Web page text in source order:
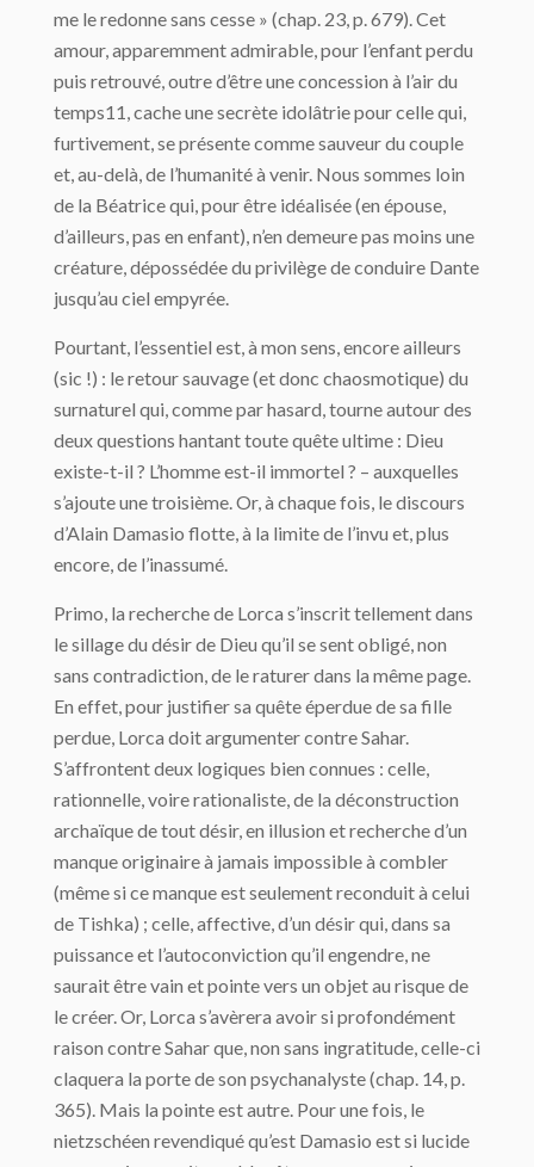
me le redonne sans cesse » (chap. 23, p. 679). Cet
amour, apparemment admirable, pour l’enfant perdu
puis retrouvé, outre d’être une concession à l’air du
temps11, cache une secrète idolâtrie pour celle qui,
furtivement, se présente comme sauveur du couple
et, au-delà, de l’humanité à venir. Nous sommes loin
de la Béatrice qui, pour être idéalisée (en épouse,
d’ailleurs, pas en enfant), n’en demeure pas moins une
créature, dépossédée du privilège de conduire Dante
jusqu’au ciel empyrée.
Pourtant, l’essentiel est, à mon sens, encore ailleurs
(sic !) : le retour sauvage (et donc chaosmotique) du
surnaturel qui, comme par hasard, tourne autour des
deux questions hantant toute quête ultime : Dieu
existe-t-il ? L’homme est-il immortel ? – auxquelles
s’ajoute une troisième. Or, à chaque fois, le discours
d’Alain Damasio flotte, à la limite de l’invu et, plus
encore, de l’inassumé.
Primo, la recherche de Lorca s’inscrit tellement dans
le sillage du désir de Dieu qu’il se sent obligé, non
sans contradiction, de le raturer dans la même page.
En effet, pour justifier sa quête éperdue de sa fille
perdue, Lorca doit argumenter contre Sahar.
S’affrontent deux logiques bien connues : celle,
rationnelle, voire rationaliste, de la déconstruction
archaïque de tout désir, en illusion et recherche d’un
manque originaire à jamais impossible à combler
(même si ce manque est seulement reconduit à celui
de Tishka) ; celle, affective, d’un désir qui, dans sa
puissance et l’autoconviction qu’il engendre, ne
saurait être vain et pointe vers un objet au risque de
le créer. Or, Lorca s’avèrera avoir si profondément
raison contre Sahar que, non sans ingratitude, celle-ci
claquera la porte de son psychanalyste (chap. 14, p.
365). Mais la pointe est autre. Pour une fois, le
nietzschéen revendiqué qu’est Damasio est si lucide